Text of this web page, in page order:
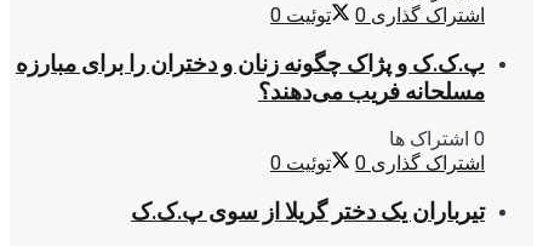
اشتراک گذاری 0 توئیت 0
پ.ک.ک و پژاک چگونه زنان و دختران را برای مبارزه
مسلحانه فریب می‌دهند؟
0 اشتراک ها
اشتراک گذاری 0 توئیت 0
تیرباران یک دختر گریلا از سوی پ.ک.ک